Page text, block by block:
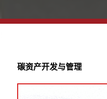
碳资产开发与管理